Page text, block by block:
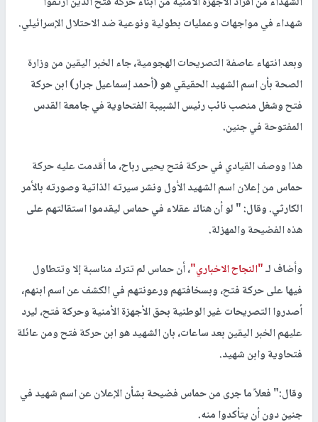
شهداء في مواجهات وعمليات بطولية ونوعية ضد الاحتلال الإسرائيلي.
وبعد انتهاء عاصفة التصريحات الهجومية، جاء الخبر اليقين من وزارة
الصحة بأن اسم الشهيد الحقيقي هو (أحمد إسماعيل جرار) ابن حركة
فتح وشغل منصب نائب رئيس الشبيبة الفتحاوية في جامعة القدس
المفتوحة في جنين.
هذا ووصف القيادي في حركة فتح يحيى رباح، ما أقدمت عليه حركة
حماس من إعلان اسم الشهيد الأول ونشر سيرته الذاتية وصورته بالأمر
الكارثي. وقال: " لو أن هناك عقلاء في حماس ليقدموا استقالتهم على
هذه الفضيحة والمهزلة.
وأضاف لـ"النجاح الاخباري"، أن حماس لم تترك مناسبة إلا وتتطاول
فيها على حركة فتح، وبسخافتهم ورعونتهم في الكشف عن اسم ابنهم،
أصدروا التصريحات غير الوطنية بحق الأجهزة الأمنية وحركة فتح، ليرد
عليهم الخبر اليقين بعد ساعات، بان الشهيد هو ابن حركة فتح ومن عائلة
فتحاوية وابن شهيد.
وقال:" فعلاً ما جرى من حماس فضيحة بشأن الإعلان عن اسم شهيد في
جنين دون أن يتأكدوا منه.